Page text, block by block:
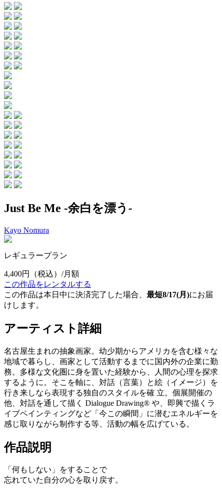
Just Be Me -余白を漂う-
Kayo Nomura
レギュラープラン
4,400円
（税込）/月額
この作品をレンタルする
この作品は本日中に決済完了した場合、 最短8/17(月)にお届
けします。
アーティスト詳細
名古屋生まれの抽象画家。幼少期からアメリカを含む様々な
地域で暮らし、画家として活動するまでに国内外の企業に勤
務。多様な文化圏に身を置いた経験から、人間の心理を探求
するように。そこを軸に、対話（言葉）と絵（イメージ）を
行き来しなら表現する独自のスタイルを確 立。個展開催の
他、対話を通して描く Dialogue Drawing® や、即興で描くラ
イブペインティングなど「今この瞬間」に潜むエネルギーを
感じ取りながら制作する等、活動の幅を広げている。
作品説明
「何もしない」をすることで
忘れていた自分の心を取り戻す。